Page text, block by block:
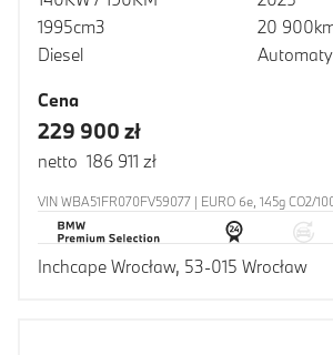
1995cm3
Diesel
20
Cena
229 900 zł
netto 186 911 zł
VIN WBA51FR070FV59077 | EURO 6e, 145g CO2/
Inchcape Wrocław, 53-015 Wrocław